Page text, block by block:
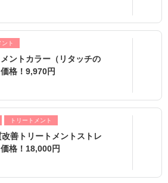
ント
ントカラー（リタッチの
格！9,970円
トリートメント
善トリートメントストレ
格！18,000円